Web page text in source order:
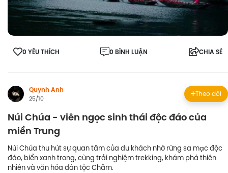
0 YÊU THÍCH 0 BÌNH LUẬN CHIA SẺ
Quynh Anh
25/10
Theo dõi
Núi Chúa - viên ngọc sinh thái độc đáo của
miền Trung
Núi Chúa thu hút sự quan tâm của du khách nhờ rừng sa mạc độc
đáo, biển xanh trong, cùng trải nghiệm trekking, khám phá thiên
nhiên và văn hóa dân tộc Chăm.